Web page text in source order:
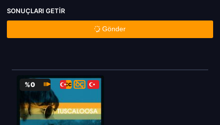
SONUÇLARI GETIR
Gönder
%0